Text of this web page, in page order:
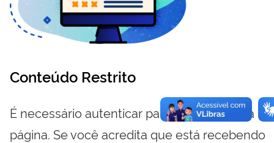
Conteúdo Restrito
É necessário autenticar para visualizar essa
página. Se você acredita que está recebendo